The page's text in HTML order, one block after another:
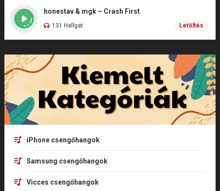
honestav & mgk – Crash First
131 Hallgat Letöltés
iPhone csengőhangok
Samsung csengőhangok
Vicces csengőhangok